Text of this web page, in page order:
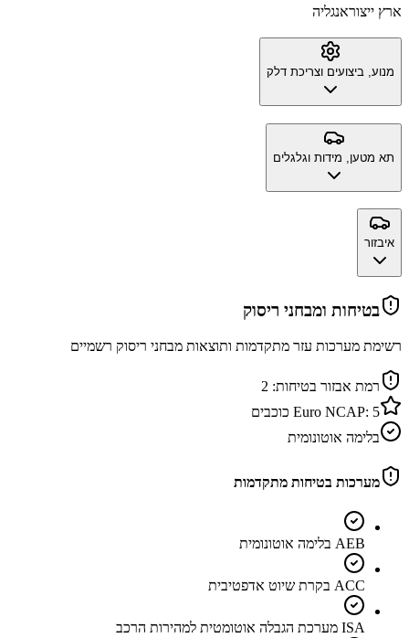
ארץ ייצוראנגליה
מנוע, ביצועים וצריכת דלק
תא מטען, מידות וגלגלים
איבזור
בטיחות ומבחני ריסוק
רשימת מערכות עזר מתקדמות ותוצאות מבחני ריסוק רשמיים
רמת אבזור בטיחות: 2
Euro NCAP: 5
כוכבים
בלימה אוטונומית
מערכות בטיחות מתקדמות
AEB בלימה אוטונומית
ACC בקרת שיוט אדפטיבית
ISA מערכת הגבלה אוטומטית למהירות הרכב